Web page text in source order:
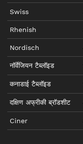
Swiss
Rhenish
Nordisch
नॉर्वेजियन टैब्लॉइड
कनाडाई टैब्लॉइड
दक्षिण अफ्रीकी ब्रॉडशीट
Ciner